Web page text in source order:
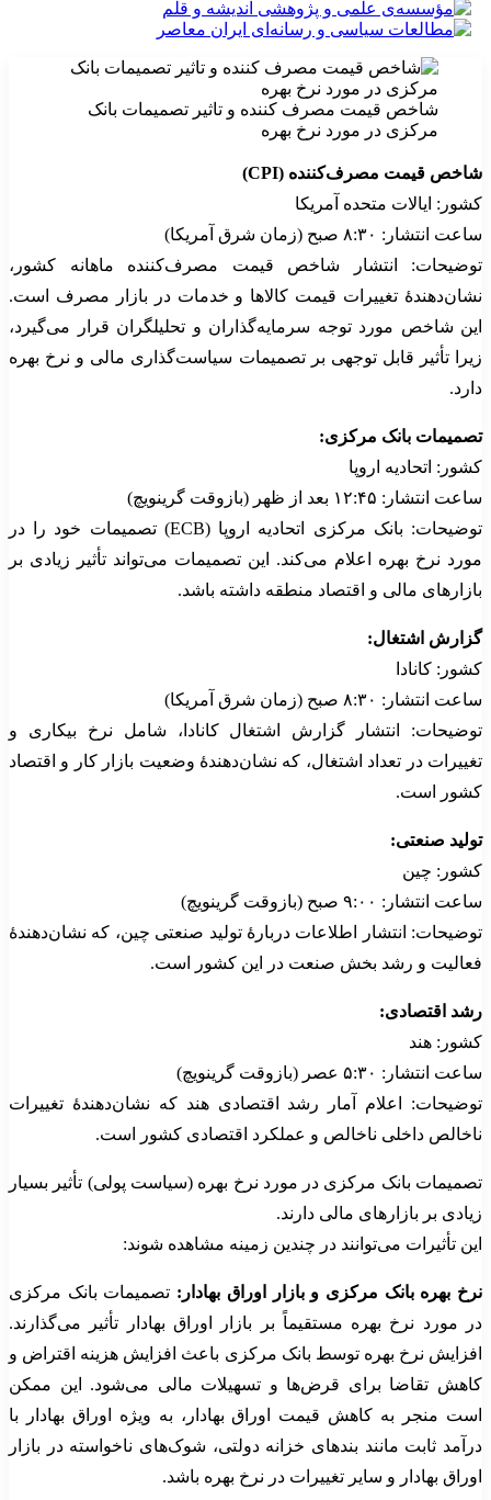
شاخص قیمت مصرف کننده و تاثیر تصمیمات بانک
مرکزی در مورد نرخ بهره
شاخص قیمت مصرف‌کننده (CPI)
کشور: ایالات متحده آمریکا
ساعت انتشار: ۸:۳۰ صبح (زمان شرق آمریکا)
توضیحات: انتشار شاخص قیمت مصرف‌کننده ماهانه کشور،
نشان‌دهندهٔ تغییرات قیمت کالاها و خدمات در بازار مصرف است.
این شاخص مورد توجه سرمایه‌گذاران و تحلیلگران قرار می‌گیرد،
زیرا تأثیر قابل توجهی بر تصمیمات سیاست‌گذاری مالی و نرخ بهره
دارد.
تصمیمات بانک مرکزی:
کشور: اتحادیه اروپا
ساعت انتشار: ۱۲:۴۵ بعد از ظهر (بازوقت گرینویچ)
توضیحات: بانک مرکزی اتحادیه اروپا (ECB) تصمیمات خود را در
مورد نرخ بهره اعلام می‌کند. این تصمیمات می‌تواند تأثیر زیادی بر
بازارهای مالی و اقتصاد منطقه داشته باشد.
گزارش اشتغال:
کشور: کانادا
ساعت انتشار: ۸:۳۰ صبح (زمان شرق آمریکا)
توضیحات: انتشار گزارش اشتغال کانادا، شامل نرخ بیکاری و
تغییرات در تعداد اشتغال، که نشان‌دهندهٔ وضعیت بازار کار و اقتصاد
کشور است.
تولید صنعتی:
کشور: چین
ساعت انتشار: ۹:۰۰ صبح (بازوقت گرینویچ)
توضیحات: انتشار اطلاعات دربارهٔ تولید صنعتی چین، که نشان‌دهندهٔ
فعالیت و رشد بخش صنعت در این کشور است.
رشد اقتصادی:
کشور: هند
ساعت انتشار: ۵:۳۰ عصر (بازوقت گرینویچ)
توضیحات: اعلام آمار رشد اقتصادی هند که نشان‌دهندهٔ تغییرات
ناخالص داخلی ناخالص و عملکرد اقتصادی کشور است.
تصمیمات بانک مرکزی در مورد نرخ بهره (سیاست پولی) تأثیر بسیار
زیادی بر بازارهای مالی دارند.
این تأثیرات می‌توانند در چندین زمینه مشاهده شوند:
نرخ بهره بانک مرکزی و بازار اوراق بهادار: تصمیمات بانک مرکزی
در مورد نرخ بهره مستقیماً بر بازار اوراق بهادار تأثیر می‌گذارند.
افزایش نرخ بهره توسط بانک مرکزی باعث افزایش هزینه اقتراض و
کاهش تقاضا برای قرض‌ها و تسهیلات مالی می‌شود. این ممکن
است منجر به کاهش قیمت اوراق بهادار، به ویژه اوراق بهادار با
درآمد ثابت مانند بندهای خزانه دولتی، شوک‌های ناخواسته در بازار
اوراق بهادار و سایر تغییرات در نرخ بهره باشد.